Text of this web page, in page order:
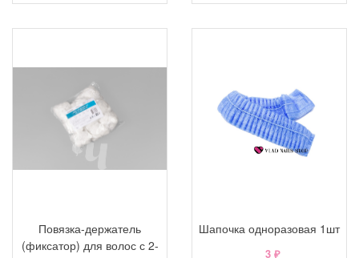
Повязка-держатель
(фиксатор) для волос с 2-
Шапочка одноразовая 1шт
3 ₽